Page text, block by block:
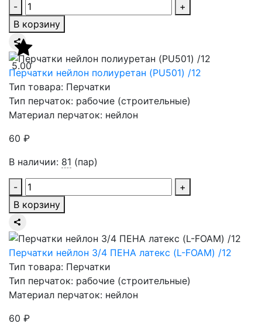
-
+
В корзину
5.00
Перчатки нейлон полиуретан (PU501) /12
Тип товара: Перчатки
Тип перчаток: рабочие (строительные)
Материал перчаток: нейлон
60 ₽
В наличии: 81 (пар)
-
+
В корзину
Перчатки нейлон 3/4 ПЕНА латекс (L-FOAM) /12
Тип товара: Перчатки
Тип перчаток: рабочие (строительные)
Материал перчаток: нейлон
60 ₽